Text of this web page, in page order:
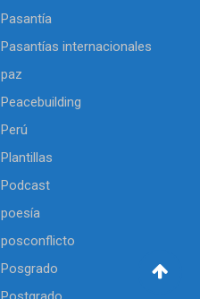
Pasantía
Pasantías internacionales
paz
Peacebuilding
Perú
Plantillas
Podcast
poesía
posconflicto
Posgrado